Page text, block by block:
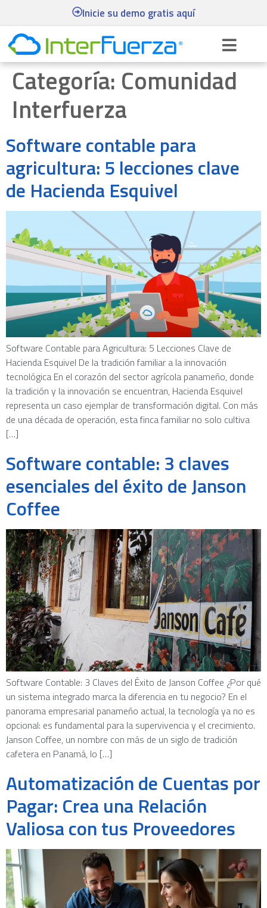
Inicie su demo gratis aquí
Categoría: Comunidad
Interfuerza
Software contable para
agricultura: 5 lecciones clave
de Hacienda Esquivel
Software Contable para Agricultura: 5 Lecciones Clave de
Hacienda Esquivel De la tradición familiar a la innovación
tecnológica En el corazón del sector agrícola panameño, donde
la tradición y la innovación se encuentran, Hacienda Esquivel
representa un caso ejemplar de transformación digital. Con más
de una década de operación, esta finca familiar no solo cultiva
[…]
Software contable: 3 claves
esenciales del éxito de Janson
Coffee
Software Contable: 3 Claves del Éxito de Janson Coffee ¿Por qué
un sistema integrado marca la diferencia en tu negocio? En el
panorama empresarial panameño actual, la tecnología ya no es
opcional: es fundamental para la supervivencia y el crecimiento.
Janson Coffee, un nombre con más de un siglo de tradición
cafetera en Panamá, lo […]
Automatización de Cuentas por
Pagar: Crea una Relación
Valiosa con tus Proveedores